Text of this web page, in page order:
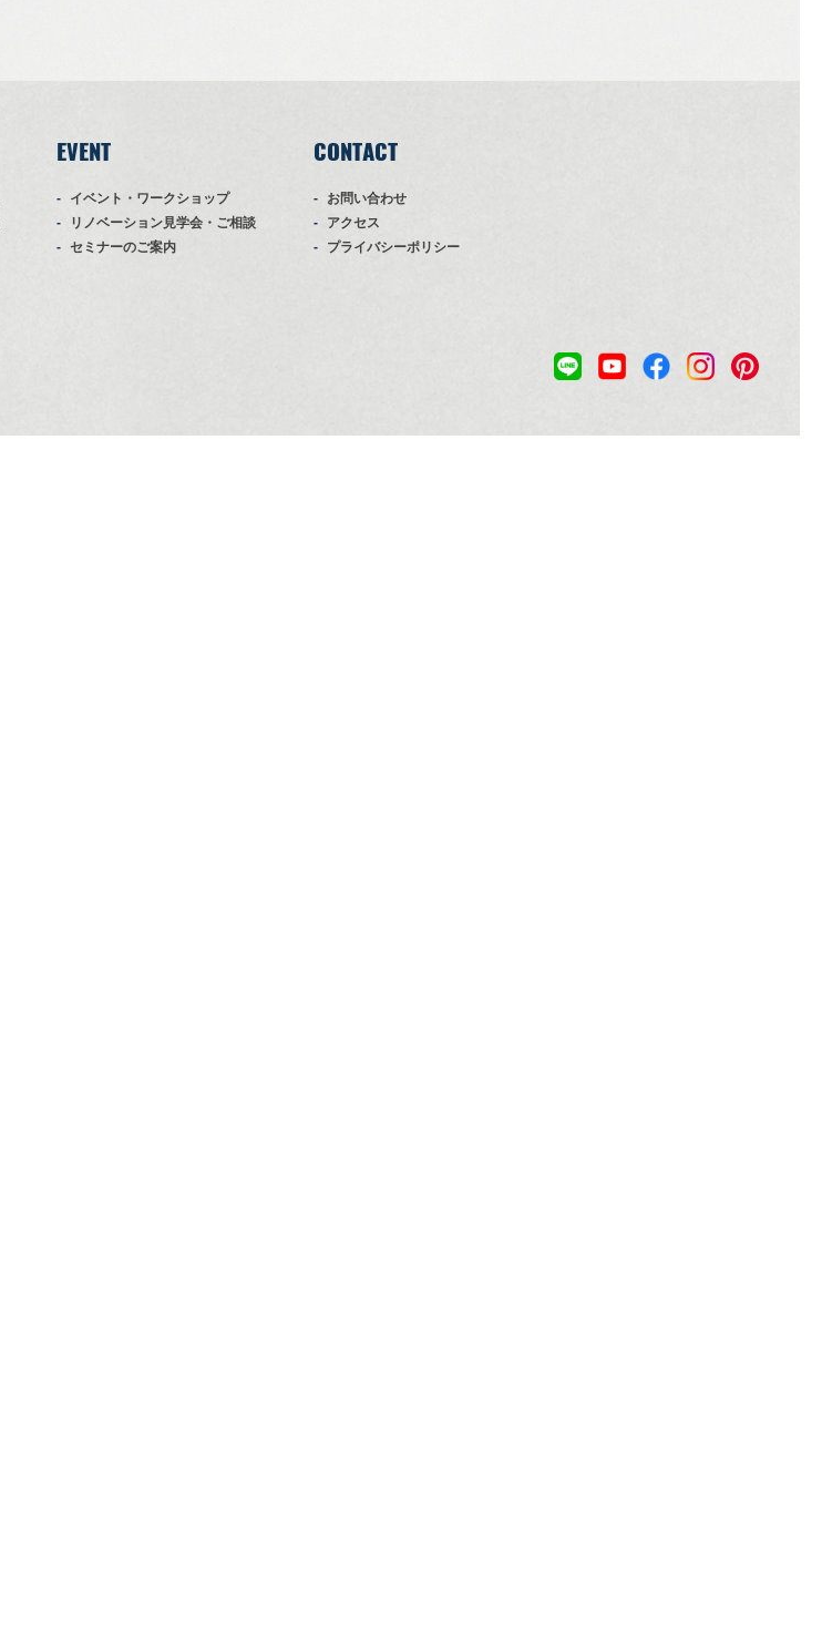
EVENT
イベント・ワークショップ
リノベーション見学会・ご相談
セミナーのご案内
CONTACT
お問い合わせ
アクセス
プライバシーポリシー